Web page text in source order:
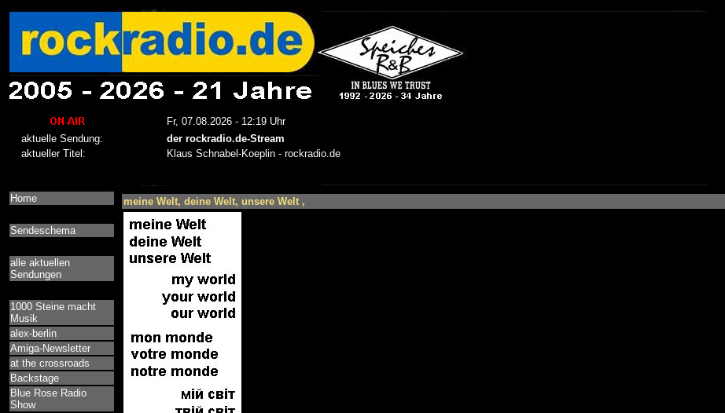
Home
Sendeschema
alle aktuellen
Sendungen
1000 Steine macht
Musik
alex-berlin
Amiga-Newsletter
at the crossroads
Backstage
Blue Rose Radio
Show
meine Welt, deine Welt, unsere Welt ,